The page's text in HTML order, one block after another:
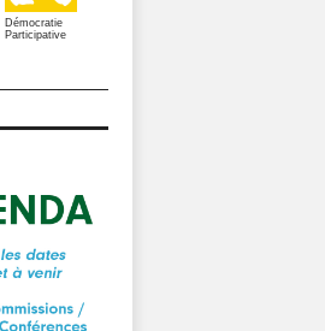
Démocratie
Participative